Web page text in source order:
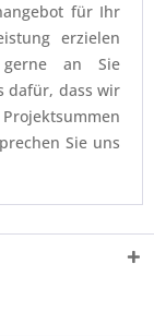
für Ihr
erzielen
an Sie
dafür, dass wir
Sie uns